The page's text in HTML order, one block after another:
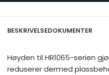
BESKRIVELSEDOKUMENTER
Høyden til HR1065-serien
reduserer dermed